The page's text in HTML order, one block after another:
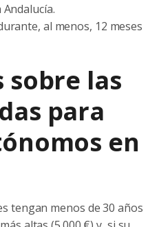
al menos, 12 meses
sobre las
para
en
tengan menos de 30 años